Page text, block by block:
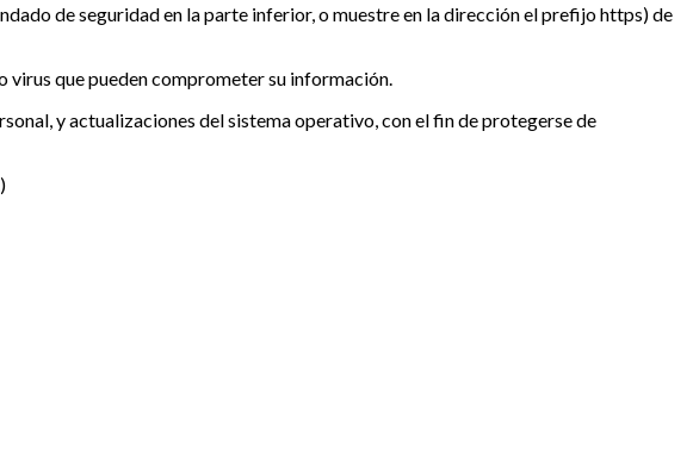
de seguridad en la parte inferior, o muestre en la dirección el prefijo https) de
virus que pueden comprometer su información.
y actualizaciones del sistema operativo, con el fin de protegerse de